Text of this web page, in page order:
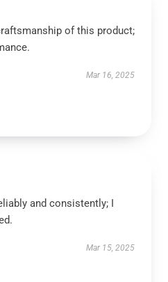
of this product;
Mar 16, 2025
and consistently; I
Mar 15, 2025